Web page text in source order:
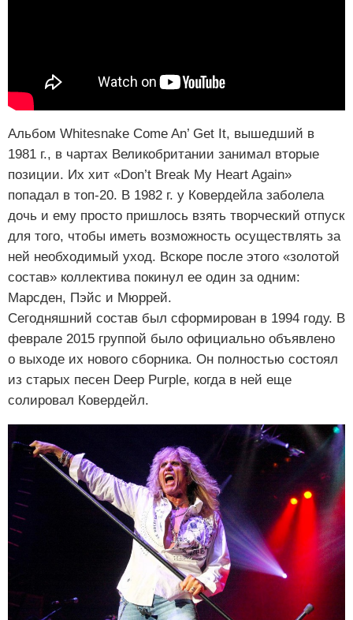
Альбом Whitesnake Come An’ Get It, вышедший в
1981 г., в чартах Великобритании занимал вторые
позиции. Их хит «Don’t Break My Heart Again»
попадал в топ-20. В 1982 г. у Ковердейла заболела
дочь и ему просто пришлось взять творческий отпуск
для того, чтобы иметь возможность осуществлять за
ней необходимый уход. Вскоре после этого «золотой
состав» коллектива покинул ее один за одним:
Марсден, Пэйс и Мюррей.
Сегодняшний состав был сформирован в 1994 году. В
феврале 2015 группой было официально объявлено
о выходе их нового сборника. Он полностью состоял
из старых песен Deep Purple, когда в ней еще
солировал Ковердейл.